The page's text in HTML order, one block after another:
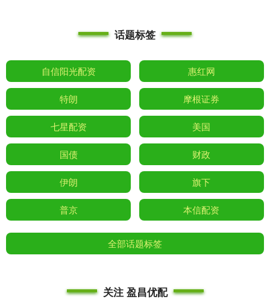
话题标签
自信阳光配资 惠红网
特朗 摩根证券
七星配资 美国
国债 财政
伊朗 旗下
普京 本信配资
全部话题标签
关注 盈昌优配